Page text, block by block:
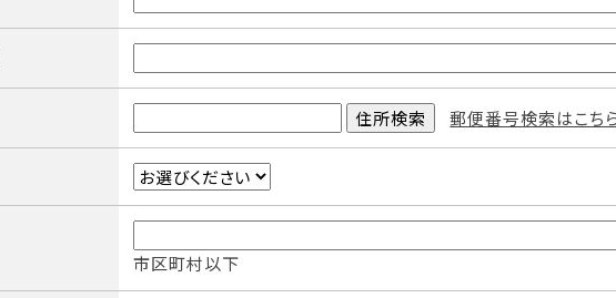
郵便番号検索はこち
市区町村以下